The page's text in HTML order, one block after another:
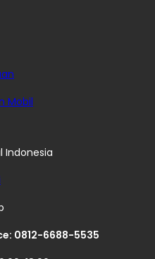
Mobil
Indonesia
0812-6688-5535